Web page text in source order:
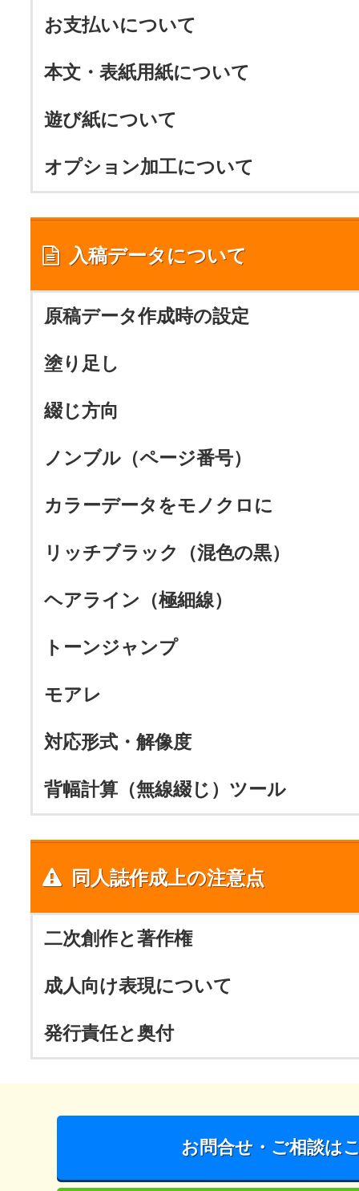
お支払いについて
本文・表紙用紙について
遊び紙について
オプション加工について
入稿データについて
原稿データ作成時の設定
塗り足し
綴じ方向
ノンブル（ページ番号）
カラーデータをモノクロに
リッチブラック（混色の黒）
ヘアライン（極細線）
トーンジャンプ
モアレ
対応形式・解像度
背幅計算（無線綴じ）ツール
同人誌作成上の注意点
二次創作と著作権
成人向け表現について
発行責任と奥付
お問合せ・ご相談は